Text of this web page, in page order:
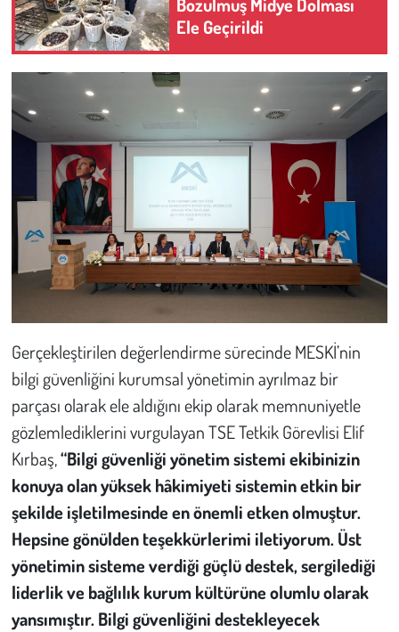
Ele Geçirildi
Gerçekleştirilen değerlendirme sürecinde MESKİ’nin
bilgi güvenliğini kurumsal yönetimin ayrılmaz bir
parçası olarak ele aldığını ekip olarak memnuniyetle
gözlemlediklerini vurgulayan TSE Tetkik Görevlisi Elif
Kırbaş,“Bilgi güvenliği yönetim sistemi ekibinizin
konuya olan yüksek hâkimiyeti sistemin etkin bir
şekilde işletilmesinde en önemli etken olmuştur.
Hepsine gönülden teşekkürlerimi iletiyorum. Üst
yönetimin sisteme verdiği güçlü destek, sergilediği
liderlik ve bağlılık kurum kültürüne olumlu olarak
yansımıştır. Bilgi güvenliğini destekleyecek